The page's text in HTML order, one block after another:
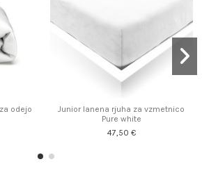
odejo
Junior lanena rjuha za vzmetnico
Pure white
47,50 €